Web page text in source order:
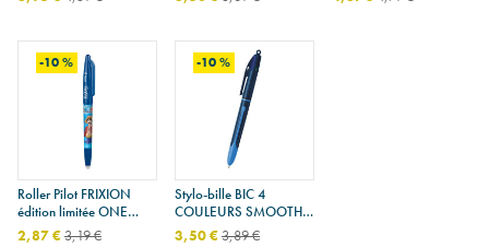
-10 %
Roller Pilot FRIXION
édition limitée ONE
PIECE
2,87 €3,19 €
-10 %
Stylo-bille BIC 4
COULEURS SMOOTH
DROP
3,50 €3,89 €